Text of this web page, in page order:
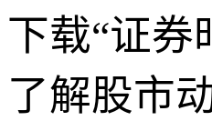
下载“证券
了解股市